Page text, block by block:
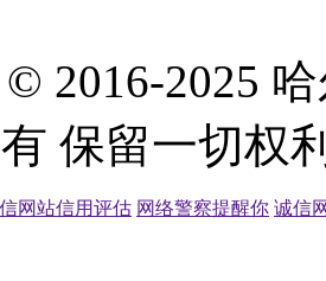
2016-2025
保留一切权
网站信用评估 网络警察提醒你 诚信